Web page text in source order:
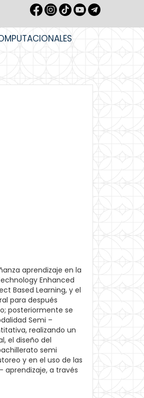
aprendizaje en la
Enhanced
Based Learning, y el
para después
posteriormente se
Semi –
realizando un
el diseño del
semi
y en el uso de las
aprendizaje, a través